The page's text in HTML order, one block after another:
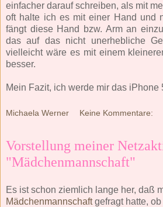
einfacher darauf schreiben, als mit
oft halte ich es mit einer Hand und
fängt diese Hand bzw. Arm an
das auf das nicht unerhebliche
vielleicht wäre es mit einem
besser.
Mein Fazit, ich werde mir das iPhone
Michaela Werner Keine Kommentare:
Vorstellung meiner
"Mädchenmannschaft"
Es ist schon ziemlich lange her, daß
Mädchenmannschaftgefragt hatte,